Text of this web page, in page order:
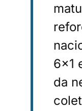
6×1
da